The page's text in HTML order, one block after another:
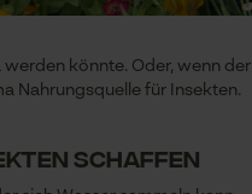
werden könnte. Oder, wenn der
Nahrungsquelle für Insekten.
schaffen